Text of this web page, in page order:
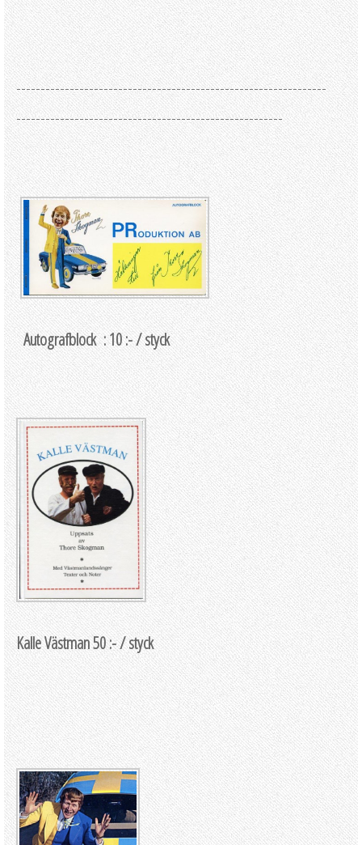
----------------------------------------------------------------
-------------------------------------------------------
Autografblock : 10 :- /styck
Kalle Västman 50 :- / styck